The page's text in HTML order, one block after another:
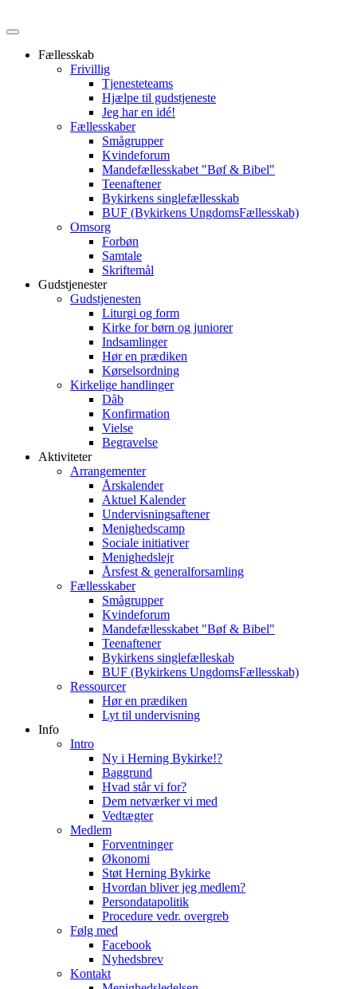
Fællesskab
Frivillig
Tjenesteteams
Hjælpe til gudstjeneste
Jeg har en idé!
Fællesskaber
Smågrupper
Kvindeforum
Mandefællesskabet "Bøf & Bibel"
Teenaftener
Bykirkens singlefællesskab
BUF (Bykirkens UngdomsFællesskab)
Omsorg
Forbøn
Samtale
Skriftemål
Gudstjenester
Gudstjenesten
Liturgi og form
Kirke for børn og juniorer
Indsamlinger
Hør en prædiken
Kørselsordning
Kirkelige handlinger
Dåb
Konfirmation
Vielse
Begravelse
Aktiviteter
Arrangementer
Årskalender
Aktuel Kalender
Undervisningsaftener
Menighedscamp
Sociale initiativer
Menighedslejr
Årsfest & generalforsamling
Fællesskaber
Smågrupper
Kvindeforum
Mandefællesskabet "Bøf & Bibel"
Teenaftener
Bykirkens singlefælleskab
BUF (Bykirkens UngdomsFællesskab)
Ressourcer
Hør en prædiken
Lyt til undervisning
Info
Intro
Ny i Herning Bykirke!?
Baggrund
Hvad står vi for?
Dem netværker vi med
Vedtægter
Medlem
Forventninger
Økonomi
Støt Herning Bykirke
Hvordan bliver jeg medlem?
Persondatapolitik
Procedure vedr. overgreb
Følg med
Facebook
Nyhedsbrev
Kontakt